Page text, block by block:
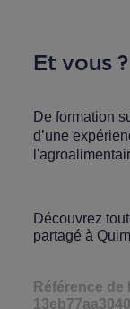
Et vous ?
De formation
d’une
Découvrez
partagé à
Référence de
13eb77aa3040